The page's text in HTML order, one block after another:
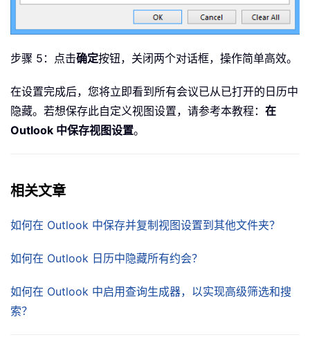
步骤 5：点击确定按钮，关闭两个对话框，操作简单高效。
在设置完成后，您将立即看到所有会议已从已打开的日历中
隐藏。若想保存此自定义视图设置，请参考本教程： 在
Outlook 中保存视图设置。
相关文章
如何在 Outlook 中保存并复制视图设置到其他文件夹？
如何在 Outlook 日历中隐藏所有约会？
如何在 Outlook 中启用查询生成器，以实现高级筛选和搜
索？